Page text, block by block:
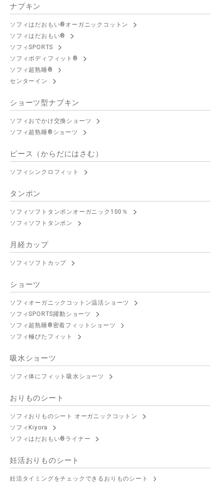
ナプキン
ソフィはだおもい®オーガニックコットン
ソフィはだおもい®
ソフィSPORTS
ソフィボディフィット®
ソフィ超熟睡®
センターイン
ショーツ型ナプキン
ソフィおでかけ交換ショーツ
ソフィ超熟睡®ショーツ
ピース（からだにはさむ）
ソフィシンクロフィット
タンポン
ソフィソフトタンポンオーガニック100％
ソフィソフトタンポン
月経カップ
ソフィソフトカップ
ショーツ
ソフィオーガニックコットン温活ショーツ
ソフィSPORTS躍動ショーツ
ソフィ超熟睡®密着フィットショーツ
ソフィ極ぴたフィット
吸水ショーツ
ソフィ体にフィット吸水ショーツ
おりものシート
ソフィおりものシート オーガニックコットン
ソフィKiyora
ソフィはだおもい®ライナー
妊活おりものシート
妊活タイミングをチェックできるおりものシート